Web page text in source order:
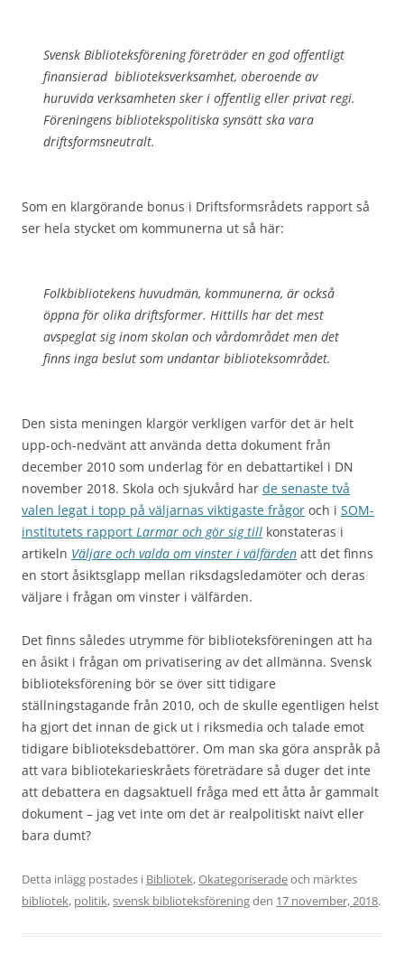
Svensk Biblioteksförening företräder en god offentligt
finansierad biblioteksverksamhet, oberoende av
huruvida verksamheten sker i offentlig eller privat regi.
Föreningens bibliotekspolitiska synsätt ska vara
driftsformsneutralt.
Som en klargörande bonus i Driftsformsrådets rapport så
ser hela stycket om kommunerna ut så här:
Folkbibliotekens huvudmän, kommunerna, är också
öppna för olika driftsformer. Hittills har det mest
avspeglat sig inom skolan och vårdområdet men det
finns inga beslut som undantar biblioteksområdet.
Den sista meningen klargör verkligen varför det är helt
upp-och-nedvänt att använda detta dokument från
december 2010 som underlag för en debattartikel i DN
november 2018. Skola och sjukvård har de senaste två
valen legat i topp på väljarnas viktigaste frågor och i SOM-
institutets rapport Larmar och gör sig till konstateras i
artikeln Väljare och valda om vinster i välfärden att det finns
en stort åsiktsglapp mellan riksdagsledamöter och deras
väljare i frågan om vinster i välfärden.
Det finns således utrymme för biblioteksföreningen att ha
en åsikt i frågan om privatisering av det allmänna. Svensk
biblioteksförening bör se över sitt tidigare
ställningstagande från 2010, och de skulle egentligen helst
ha gjort det innan de gick ut i riksmedia och talade emot
tidigare biblioteksdebattörer. Om man ska göra anspråk på
att vara bibliotekarieskråets företrädare så duger det inte
att debattera en dagsaktuell fråga med ett åtta år gammalt
dokument – jag vet inte om det är realpolitiskt naivt eller
bara dumt?
Detta inlägg postades i Bibliotek,Okategoriseradeoch märktes
bibliotek, politik,svensk biblioteksföreningden 17 november, 2018.